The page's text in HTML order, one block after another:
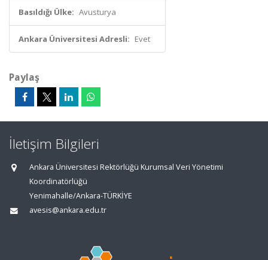
Basıldığı Ülke: Avusturya
Ankara Üniversitesi Adresli: Evet
Paylaş
İletişim Bilgileri
Ankara Üniversitesi Rektörlüğü Kurumsal Veri Yönetimi
Koordinatörlüğü
Yenimahalle/Ankara-TÜRKİYE
avesis@ankara.edu.tr